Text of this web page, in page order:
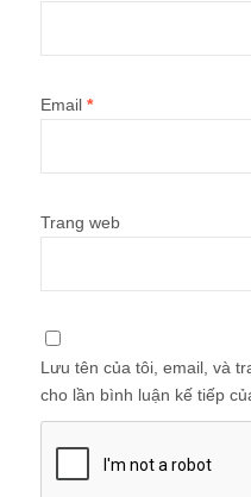
Email *
Trang web
Lưu tên của tôi, email, và
cho lần bình luận kế tiếp